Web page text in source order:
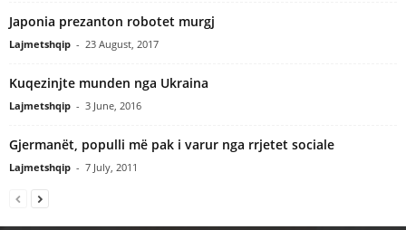
Japonia prezanton robotet murgj
Lajmetshqip - 23 August, 2017
Kuqezinjte munden nga Ukraina
Lajmetshqip - 3 June, 2016
Gjermanët, populli më pak i varur nga rrjetet sociale
Lajmetshqip - 7 July, 2011